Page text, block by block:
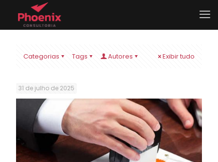
Categorias Tags Autores Exibir tudo
31 de julho de 2025